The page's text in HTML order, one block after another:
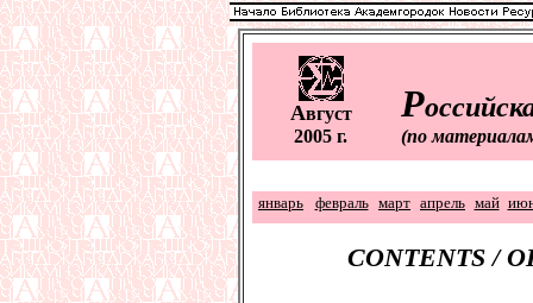
Август
2005 г.
Р
(по
январь февраль март апрель май
CONTENTS /